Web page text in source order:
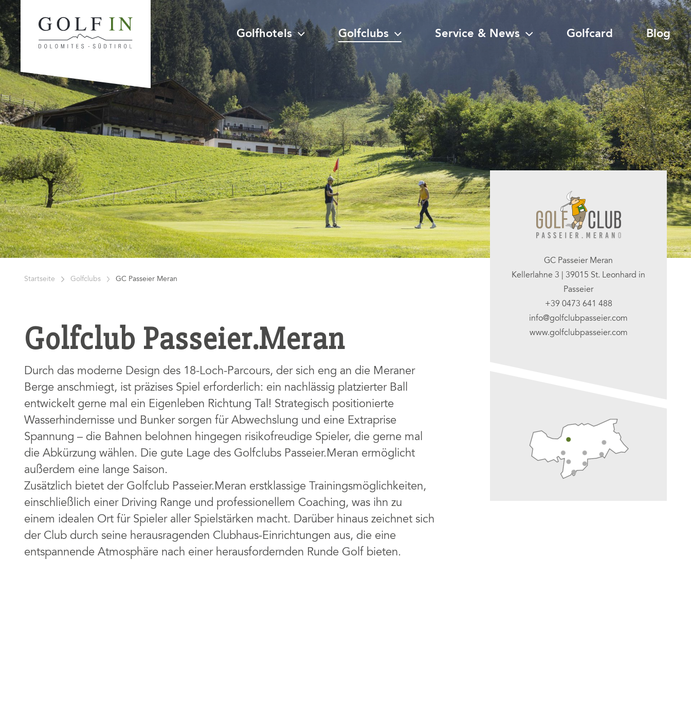
Golfhotels Golfclubs Service & News Golfcard Blog
Startseite Golfclubs GC Passeier Meran
Golfclub Passeier.Meran
Durch das moderne Design des 18-Loch-Parcours, der sich eng an die Meraner
Berge anschmiegt, ist präzises Spiel erforderlich: ein nachlässig platzierter Ball
entwickelt gerne mal ein Eigenleben Richtung Tal! Strategisch positionierte
Wasserhindernisse und Bunker sorgen für Abwechslung und eine Extraprise
Spannung – die Bahnen belohnen hingegen risikofreudige Spieler, die gerne mal
die Abkürzung wählen. Die gute Lage des Golfclubs Passeier.Meran ermöglicht
außerdem eine lange Saison.
Zusätzlich bietet der Golfclub Passeier.Meran erstklassige Trainingsmöglichkeiten,
einschließlich einer Driving Range und professionellem Coaching, was ihn zu
einem idealen Ort für Spieler aller Spielstärken macht. Darüber hinaus zeichnet sich
der Club durch seine herausragenden Clubhaus-Einrichtungen aus, die eine
entspannende Atmosphäre nach einer herausfordernden Runde Golf bieten.
GC Passeier Meran
Kellerlahne 3 | 39015 St. Leonhard in
Passeier
+39 0473 641 488
info@golfclubpasseier.com
www.golfclubpasseier.com